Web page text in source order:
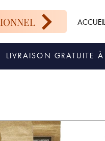
ACCUEIL
LIVRAISON GRATUITE